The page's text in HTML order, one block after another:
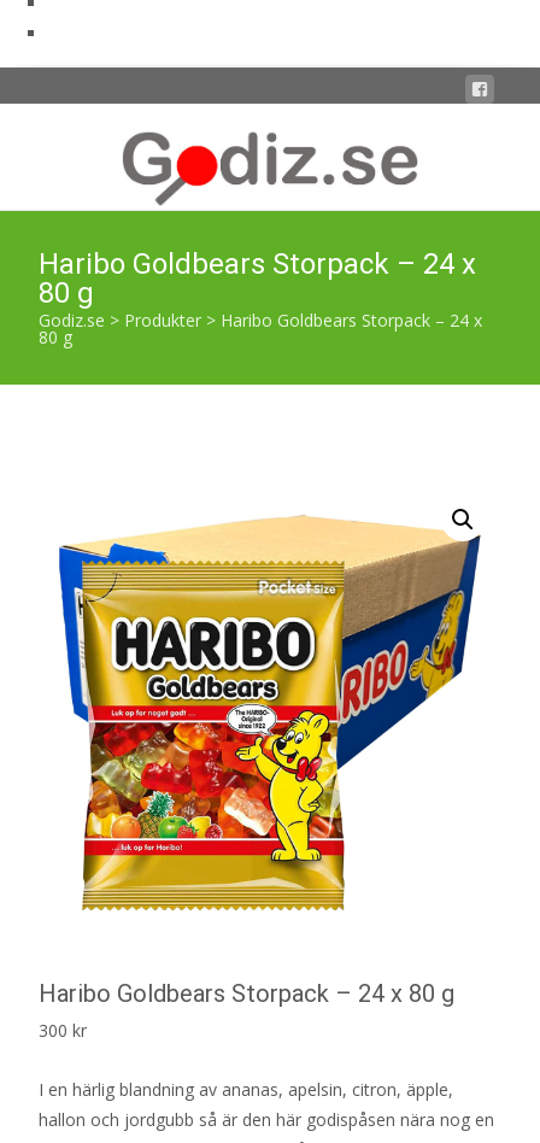
Haribo Goldbears Storpack – 24 x
80 g
Godiz.se > Produkter > Haribo Goldbears Storpack – 24 x
80 g
Haribo Goldbears Storpack – 24 x 80 g
300 kr
I en härlig blandning av ananas, apelsin, citron, äpple,
hallon och jordgubb så är den här godispåsen nära nog en